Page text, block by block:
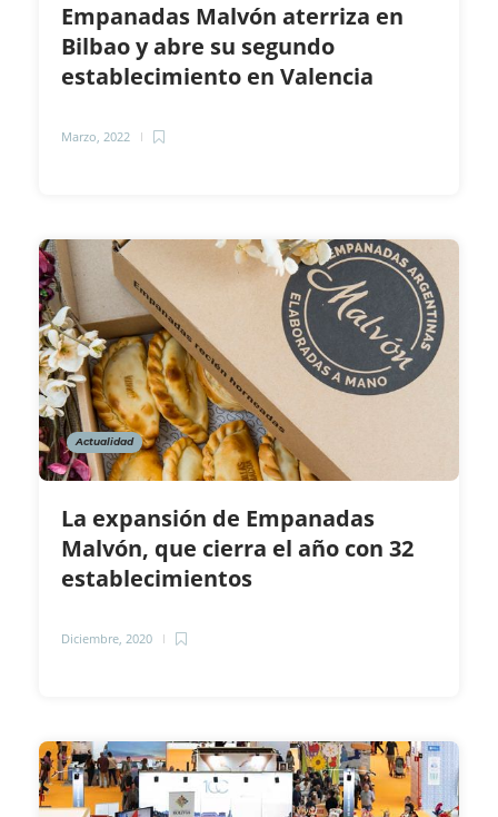
Empanadas Malvón aterriza en
Bilbao y abre su segundo
establecimiento en Valencia
Marzo, 2022
Actualidad
La expansión de Empanadas
Malvón, que cierra el año con 32
establecimientos
Diciembre, 2020